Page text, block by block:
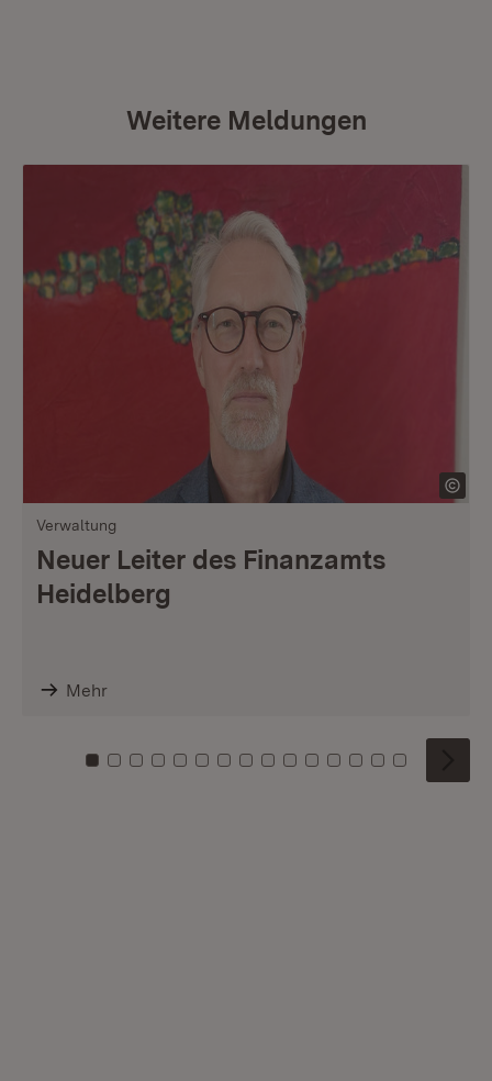
Weitere Meldungen
Verwaltung
Neuer Leiter des Finanzamts
Heidelberg
Mehr
Zu Kachel: 0
Zu Kachel: 1
Zu Kachel: 2
Zu Kachel: 3
Zu Kachel: 4
Zu Kachel: 5
Zu Kachel: 6
Zu Kachel: 7
Zu Kachel: 8
Zu Kachel: 9
Zu Kachel: 10
Zu Kachel: 11
Zu Kachel: 12
Zu Kachel:
Zu